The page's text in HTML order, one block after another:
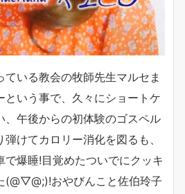
いる教会の牧師先生マルセま
という事で、久々にショートケ
、午後からの初体験のゴスペル
けてカロリー消化を図るも、
で爆睡!目覚めたついでにクッキ
(@▽@;)!おやびんこと佐伯玲子